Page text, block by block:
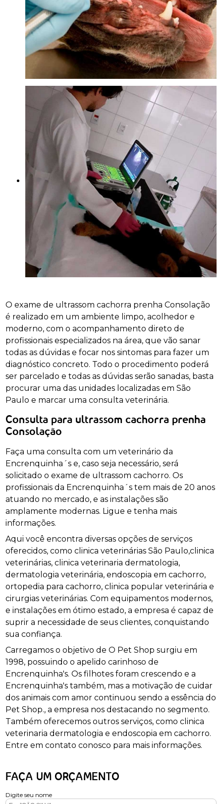
O exame de ultrassom cachorra prenha Consolação
é realizado em um ambiente limpo, acolhedor e
moderno, com o acompanhamento direto de
profissionais especializados na área, que vão sanar
todas as dúvidas e focar nos sintomas para fazer um
diagnóstico concreto. Todo o procedimento poderá
ser parcelado e todas as dúvidas serão sanadas, basta
procurar uma das unidades localizadas em São
Paulo e marcar uma consulta veterinária.
Consulta para ultrassom cachorra prenha
Consolação
Faça uma consulta com um veterinário da
Encrenquinha´s e, caso seja necessário, será
solicitado o exame de ultrassom cachorro. Os
profissionais da Encrenquinha´s tem mais de 20 anos
atuando no mercado, e as instalações são
amplamente modernas. Ligue e tenha mais
informações.
Aqui você encontra diversas opções de serviços
oferecidos, como clinica veterinárias São Paulo,clinica
veterinárias, clinica veterinaria dermatologia,
dermatologia veterinária, endoscopia em cachorro,
ortopedia para cachorro, clinica popular veterinária e
cirurgias veterinárias. Com equipamentos modernos,
e instalações em ótimo estado, a empresa é capaz de
suprir a necessidade de seus clientes, conquistando
sua confiança.
Carregamos o objetivo de O Pet Shop surgiu em
1998, possuindo o apelido carinhoso de
Encrenquinha's. Os filhotes foram crescendo e a
Encrenquinha's também, mas a motivação de cuidar
dos animais com amor continuou sendo a essência do
Pet Shop., a empresa nos destacando no segmento.
Também oferecemos outros serviços, como clinica
veterinaria dermatologia e endoscopia em cachorro.
Entre em contato conosco para mais informações.
FAÇA UM ORÇAMENTO
Digite seu nome